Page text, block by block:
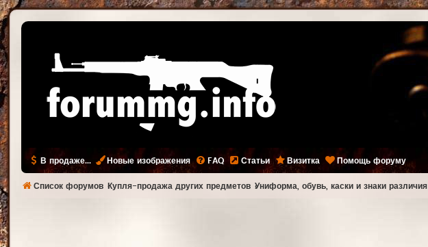
В продаже... Новые изображения FAQ Статьи Визитка Помощь форуму
Список форумов Купля-продажа других предметов Униформа, обувь, каски и знаки различия